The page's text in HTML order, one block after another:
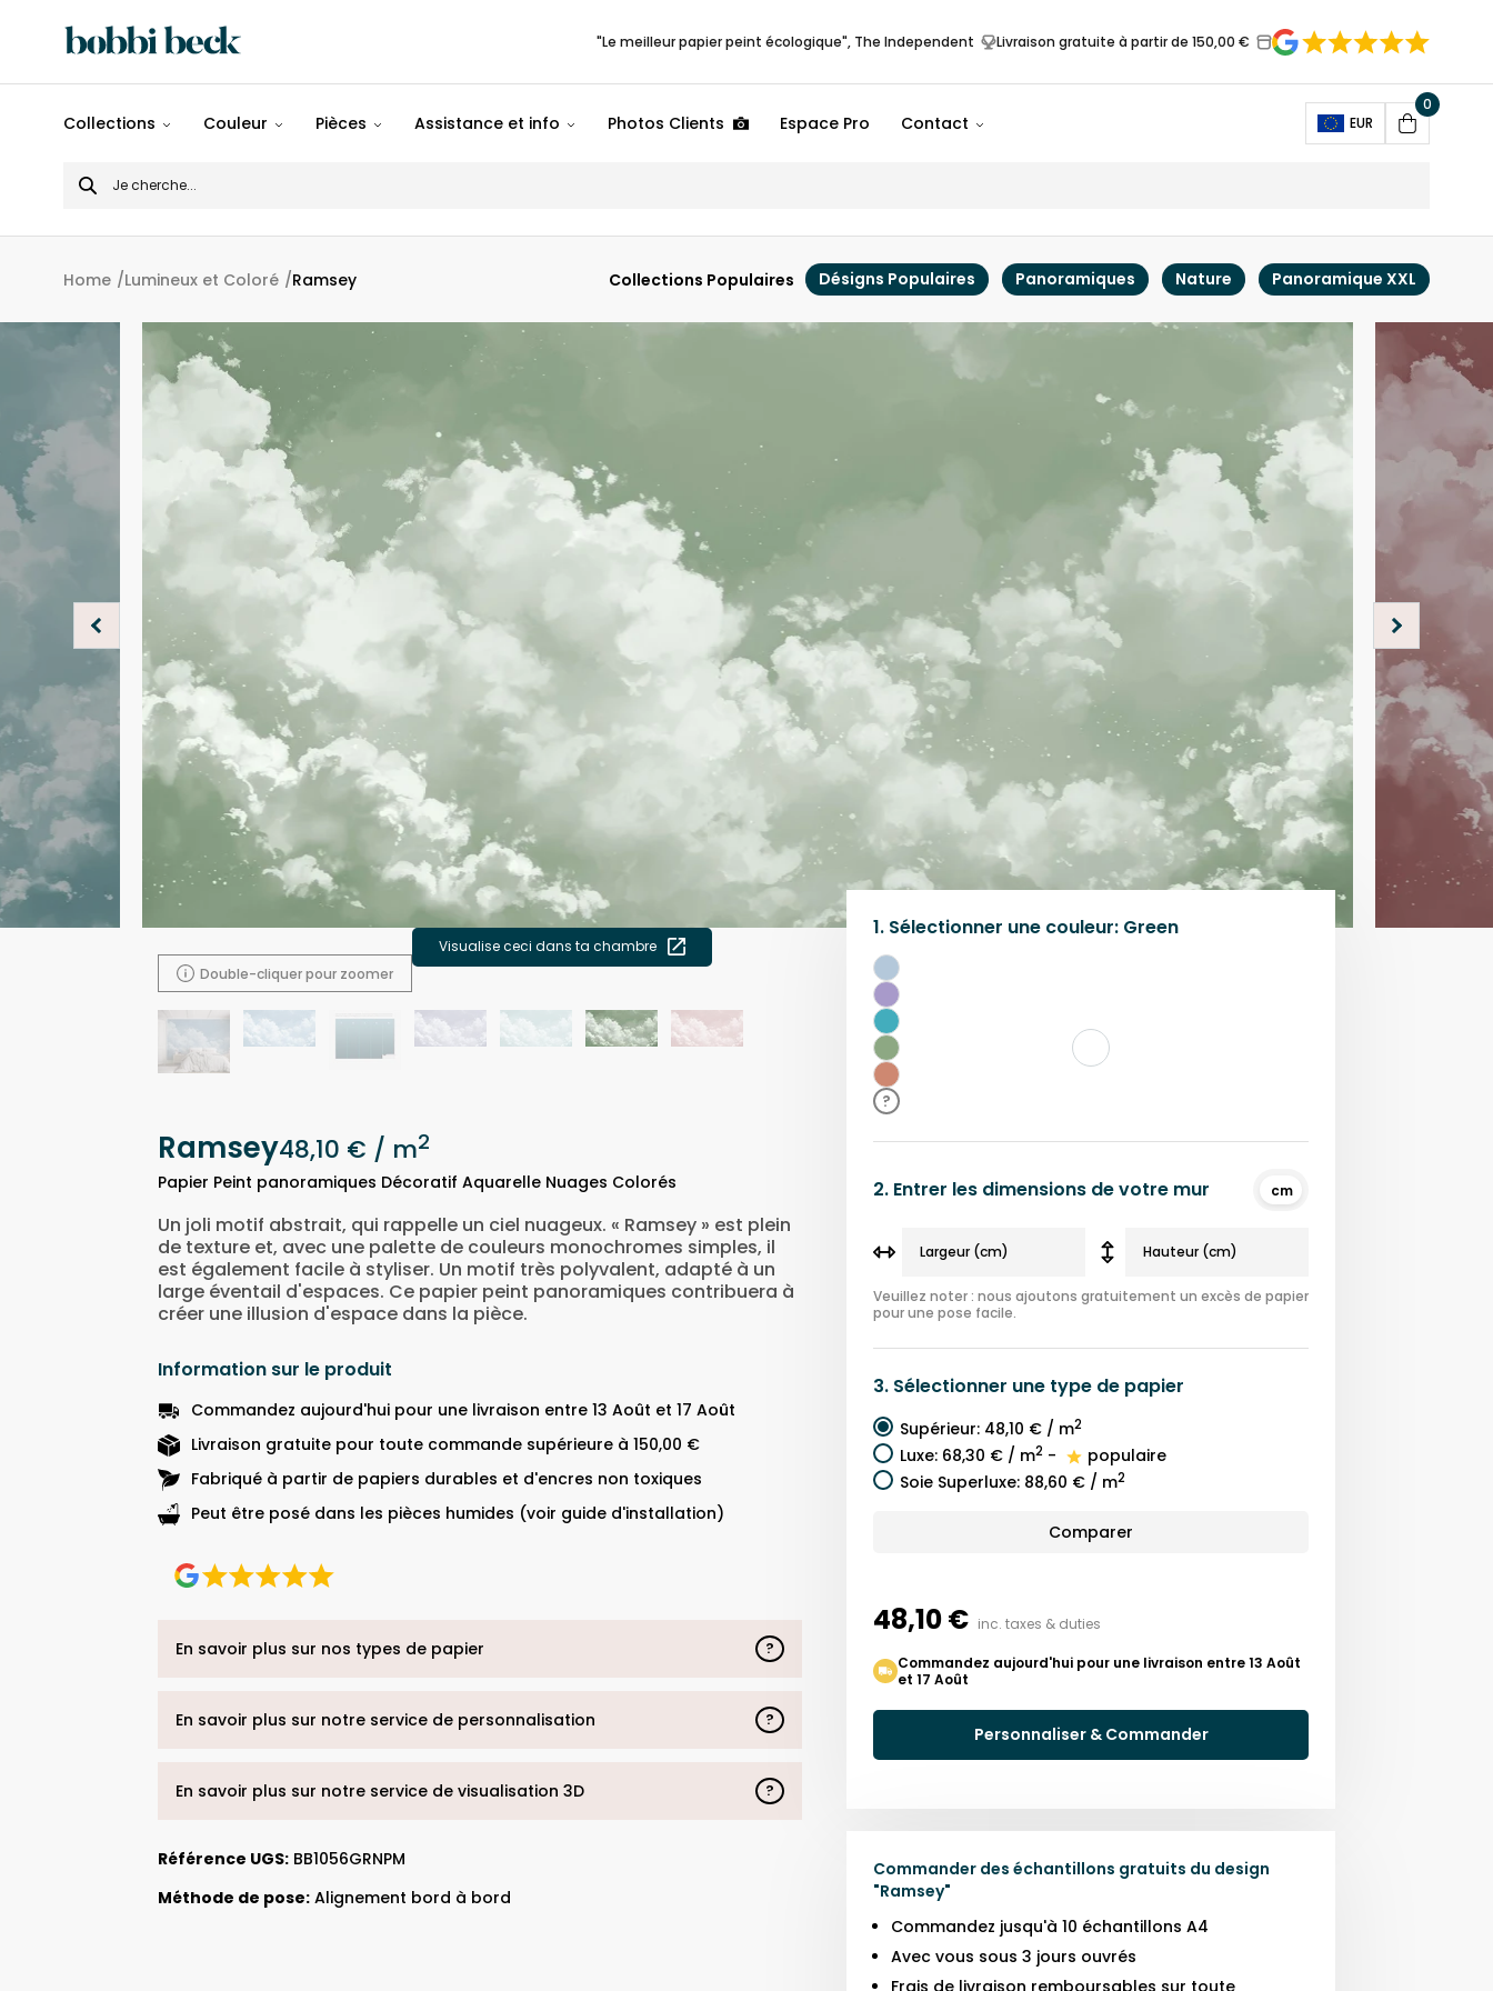
"Le meilleur papier peint écologique", The Independent Livraison gratuite à partir de 150,00 €
Populaires
Panoramiques
Collections Couleur Pièces Assistance et info Photos Clients Espace Pro Contact EUR
Open
Cart
0
Search
for
Home Lumineux et Coloré Ramsey Collections Populaires Désigns Populaires Panoramiques Nature Panoramique XXL
Double-cliquer pour zoomer
Visualise ceci dans ta chambre
Ramsey48,10 € / m2
Papier Peint panoramiques Décoratif Aquarelle Nuages Colorés
1. Sélectionner une couleur: Green
Bleu
Violet
Bleu
Sarcelle
Vert
Rouge
?
2. Entrer les dimensions de votre mur cm
Veuillez noter : nous ajoutons gratuitement un excès de papier
pour une pose facile.
3. Sélectionner une type de papier
Supérieur: 48,10 € / m2
Luxe: 68,30 € / m2 -
populaire
Soie Superluxe: 88,60 € / m2
Comparer
48,10 € inc. taxes & duties
Commandez aujourd'hui pour une livraison entre 13 Août
et 17 Août
Personnaliser & Commander
Commander des échantillons gratuits du design
"Ramsey"
Commandez jusqu'à 10 échantillons A4
Avec vous sous 3 jours ouvrés
Un joli motif abstrait, qui rappelle un ciel nuageux. « Ramsey » est plein
de texture et, avec une palette de couleurs monochromes simples, il
est également facile à styliser. Un motif très polyvalent, adapté à un
large éventail d'espaces. Ce papier peint panoramiques contribuera à
créer une illusion d'espace dans la pièce.
Information sur le produit
Commandez aujourd'hui pour une livraison entre 13 Août et 17 Août
Livraison gratuite pour toute commande supérieure à 150,00 €
Fabriqué à partir de papiers durables et d'encres non toxiques
Peut être posé dans les pièces humides (voir guide d'installation)
En savoir plus sur nos types de papier ?
En savoir plus sur notre service de personnalisation ?
En savoir plus sur notre service de visualisation 3D ?
Référence UGS: BB1056GRNPM
Méthode de pose: Alignement bord à bord